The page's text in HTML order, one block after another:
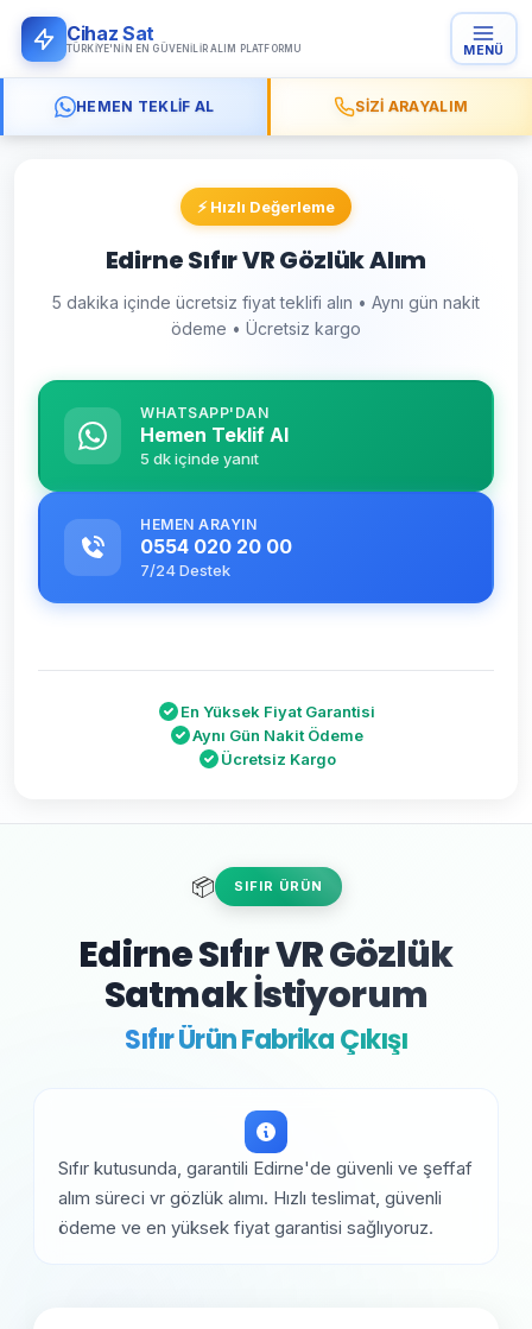
Cihaz Sat
TÜRKIYE'NIN EN GÜVENILIR ALIM PLATFORMU MENÜ
HEMEN TEKLIF AL SIZI ARAYALIM
⚡ Hızlı Değerleme
Edirne Sıfır VR Gözlük Alım
5 dakika içinde ücretsiz fiyat teklifi alın • Aynı gün nakit
ödeme • Ücretsiz kargo
WHATSAPP'DAN
Hemen Teklif Al
5 dk içinde yanıt
HEMEN ARAYIN
0554 020 20 00
7/24 Destek
En Yüksek Fiyat Garantisi
Aynı Gün Nakit Ödeme
Ücretsiz Kargo
📦 SIFIR ÜRÜN
Edirne Sıfır VR Gözlük
Satmak İstiyorum
Sıfır Ürün Fabrika Çıkışı
Sıfır kutusunda, garantili Edirne'de güvenli ve şeffaf
alım süreci vr gözlük alımı. Hızlı teslimat, güvenli
ödeme ve en yüksek fiyat garantisi sağlıyoruz.